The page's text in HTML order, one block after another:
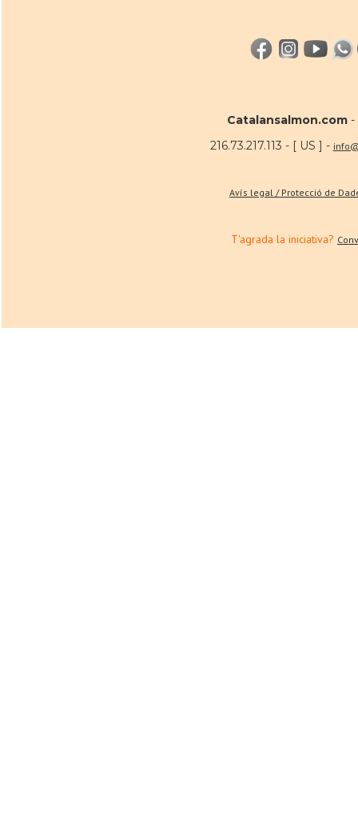
Catalansalmon.com -
216.73.217.113 - [ US ] -
Avís legal / Protecció de
T'agrada la iniciativa?